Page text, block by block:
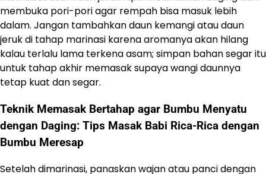
membuka pori-pori agar rempah bisa masuk lebih
dalam. Jangan tambahkan daun kemangi atau daun
jeruk di tahap marinasi karena aromanya akan hilang
kalau terlalu lama terkena asam; simpan bahan segar itu
untuk tahap akhir memasak supaya wangi daunnya
tetap kuat dan segar.
Teknik Memasak Bertahap agar Bumbu Menyatu
dengan Daging: Tips Masak Babi Rica-Rica dengan
Bumbu Meresap
Setelah dimarinasi, panaskan wajan atau panci dengan